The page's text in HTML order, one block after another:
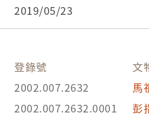
僅有15天1班來回烏坵與臺
2019/05/23
登錄號
文
2002.007.2632
馬
2002.007.2632.0001
彭